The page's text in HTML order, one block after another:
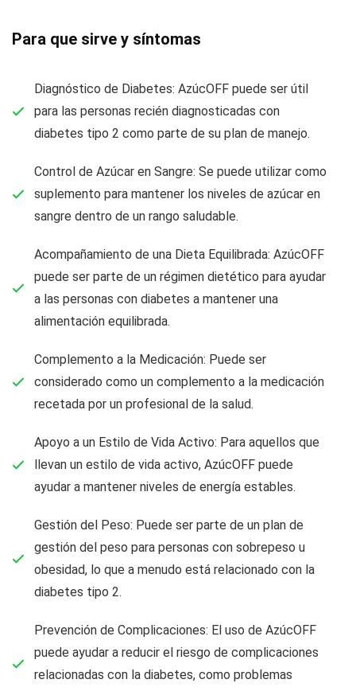
Para que sirve y síntomas
Diagnóstico de Diabetes: AzúcOFF puede ser útil
para las personas recién diagnosticadas con
diabetes tipo 2 como parte de su plan de manejo.
Control de Azúcar en Sangre: Se puede utilizar como
suplemento para mantener los niveles de azúcar en
sangre dentro de un rango saludable.
Acompañamiento de una Dieta Equilibrada: AzúcOFF
puede ser parte de un régimen dietético para ayudar
a las personas con diabetes a mantener una
alimentación equilibrada.
Complemento a la Medicación: Puede ser
considerado como un complemento a la medicación
recetada por un profesional de la salud.
Apoyo a un Estilo de Vida Activo: Para aquellos que
llevan un estilo de vida activo, AzúcOFF puede
ayudar a mantener niveles de energía estables.
Gestión del Peso: Puede ser parte de un plan de
gestión del peso para personas con sobrepeso u
obesidad, lo que a menudo está relacionado con la
diabetes tipo 2.
Prevención de Complicaciones: El uso de AzúcOFF
puede ayudar a reducir el riesgo de complicaciones
relacionadas con la diabetes, como problemas